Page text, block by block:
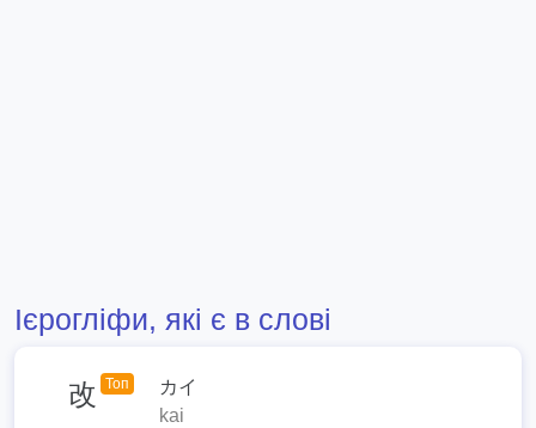
Ієрогліфи, які є в слові
改 Топ
カイ
kai